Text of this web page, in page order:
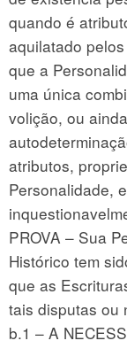
quando é
aquilatado
que a
uma única
volição, ou
atributos,
Personalidade,
PROVA – Sua
Histórico tem
que as
tais disputas ou
b.1 – A